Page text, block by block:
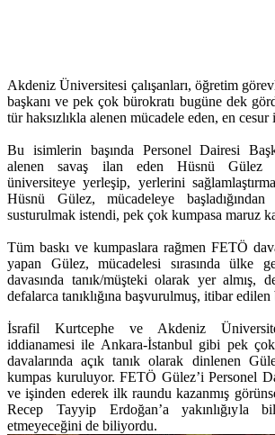
Akdeniz Üniversitesi çalışanları, öğretim
başkanı ve pek çok bürokratı bugüne dek
tür haksızlıkla alenen mücadele eden, en cesur
Bu isimlerin başında Personel Dairesi
alenen savaş ilan eden Hüsnü Gülez
üniversiteye yerleşip, yerlerini
Hüsnü Gülez, mücadeleye
susturulmak istendi, pek çok kumpasa maruz
Tüm baskı ve kumpaslara rağmen FETÖ
yapan Gülez, mücadelesi sırasında ülke
davasında tanık/müşteki olarak yer almış,
defalarca tanıklığına başvurulmuş, itibar
İsrafil Kurtcephe ve Akdeniz
iddianamesi ile Ankara-İstanbul gibi pek
davalarında açık tanık olarak dinlenen
kumpas kuruluyor. FETÖ Gülez’i Personel
ve işinden ederek ilk raundu kazanmış
Recep Tayyip Erdoğan’a yakınlığıyla
etmeyeceğini de biliyordu.